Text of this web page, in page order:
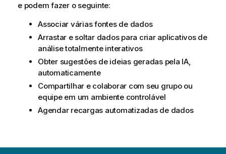
e podem fazer o seguinte:
Associar várias fontes de dados
Arrastar e soltar dados para criar aplicativos de
análise totalmente interativos
Obter sugestões de ideias geradas pela IA,
automaticamente
Compartilhar e colaborar com seu grupo ou
equipe em um ambiente controlável
Agendar recargas automatizadas de dados